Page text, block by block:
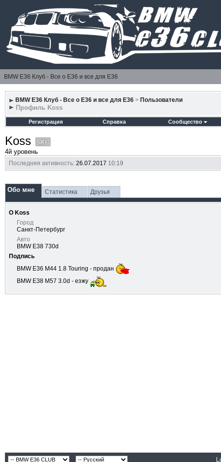
BMW E36 Клуб - Все о Е36 и все для Е36
BMW E36 Клуб - Все о Е36 и все для Е36 > Пользователи
Профиль Koss
Регистрация Справка Сообщество
Koss
4й уровень
Последняя активность:26.07.2017 10:19
Обо мне Статистика Друзья
О Koss
Город
Санкт-Петербург
Авто
BMW E38 730d
Подпись
BMW Е36 M44 1.8 Touring - продан
BMW E38 M57 3.0d - езжу